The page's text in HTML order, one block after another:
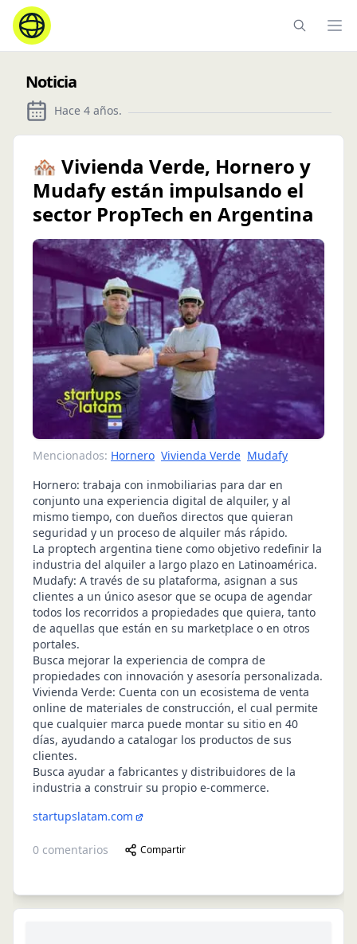
Noticia
Hace 4 años.
🏘️ Vivienda Verde, Hornero y
Mudafy están impulsando el
sector PropTech en Argentina
Mencionados: Hornero Vivienda Verde Mudafy
Hornero: trabaja con inmobiliarias para dar en
conjunto una experiencia digital de alquiler, y al
mismo tiempo, con dueños directos que quieran
seguridad y un proceso de alquiler más rápido.
La proptech argentina tiene como objetivo redefinir la
industria del alquiler a largo plazo en Latinoamérica.
Mudafy: A través de su plataforma, asignan a sus
clientes a un único asesor que se ocupa de agendar
todos los recorridos a propiedades que quiera, tanto
de aquellas que están en su marketplace o en otros
portales.
Busca mejorar la experiencia de compra de
propiedades con innovación y asesoría personalizada.
Vivienda Verde: Cuenta con un ecosistema de venta
online de materiales de construcción, el cual permite
que cualquier marca puede montar su sitio en 40
días, ayudando a catalogar los productos de sus
clientes.
Busca ayudar a fabricantes y distribuidores de la
industria a construir su propio e-commerce.
startupslatam.com
0 comentarios Compartir